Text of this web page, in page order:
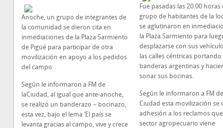
Anoche, un grupo de integrantes de
la comunidad se dieron cita en
inmediaciones de la Plaza Sarmiento
de Pigüé para participar de otra
movilización en apoyo a los pedidos
del campo.
Según le informaron a FM de
laCiudad, al igual que ante-anoche,
se realizó un banderazo – bocinazo,
esta vez, bajo el lema ‘El país se
levanta gracias al campo, vive y crece
Fue pasadas las 20.00
grupo de habitantes de la
se aglutinaron en
la Plaza Sarmiento para
desplazarse con sus
las calles céntricas portando
banderas argentinas y
sonar sus bocinas.
Según le informaron a FM
Ciudad esta movilización se
adhesión a los reclamos
sector agropecuario viene